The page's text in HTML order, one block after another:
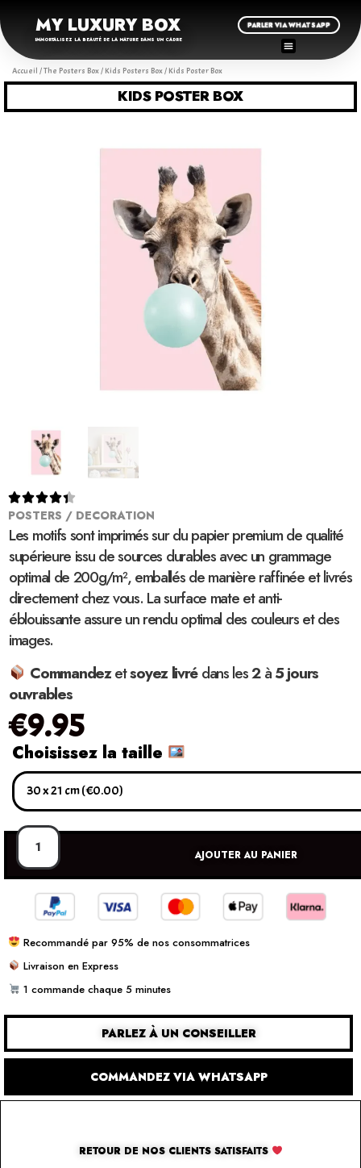
MY LUXURY BOX
IMMORTALISEZ LA BEAUTÉ DE LA NATURE DANS UN CADRE
PARLER VIA WHATSAPP
Accueil /The Posters Box/ Kids Posters Box/ Kids Poster Box
KIDS POSTER BOX

POSTERS / DECORATION
Les motifs sont imprimés sur du papier premium de qualité
supérieure issu de sources durables avec un grammage
optimal de 200g/m², emballés de manière raffinée et livrés
directement chez vous. La surface mate et anti-
éblouissante assure un rendu optimal des couleurs et des
images.
Commandezetsoyez livrédans les2à5 jours
ouvrables
€9.95
Choisissez la taille
AJOUTER AU PANIER
Recommandé par 95% de nos consommatrices
Livraison en Express
1 commande chaque 5 minutes
PARLEZ À UN CONSEILLER
COMMANDEZ VIA WHATSAPP
RETOUR DE NOS CLIENTS SATISFAITS